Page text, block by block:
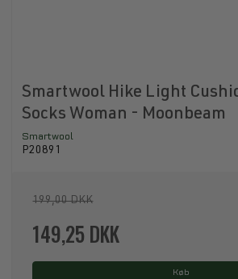
Smartwool Hike Light
Socks Woman - Moonbeam
Smartwool
P20891
199,00 DKK
149,25 DKK
Køb